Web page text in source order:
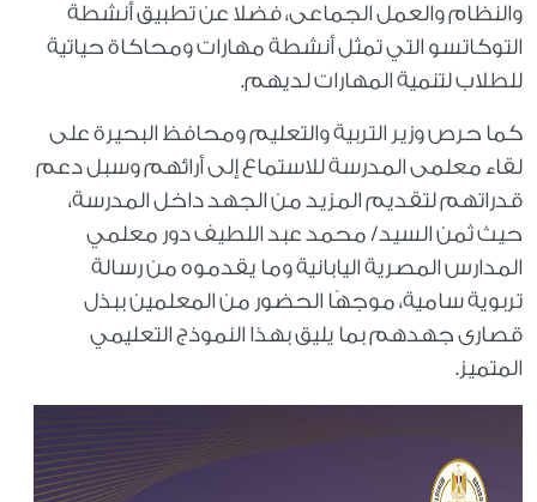
والنظام والعمل الجماعى، فضلا عن تطبيق أنشطة
التوكاتسو التي تمثل أنشطة مهارات ومحاكاة حياتية
للطلاب لتنمية المهارات لديهم.
كما حرص وزير التربية والتعليم ومحافظ البحيرة على
لقاء معلمى المدرسة للاستماع إلى أرائهم وسبل دعم
قدراتهم لتقديم المزيد من الجهد داخل المدرسة،
حيث ثمن السيد/ محمد عبد اللطيف دور معلمي
المدارس المصرية اليابانية وما يقدموه من رسالة
تربوية سامية، موجهًا الحضور من المعلمين ببذل
قصارى جهدهم بما يليق بهذا النموذج التعليمي
المتميز.